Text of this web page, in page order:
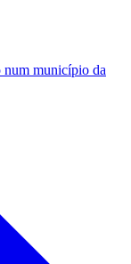
num município da